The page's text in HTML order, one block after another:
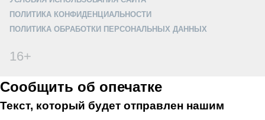
ПОЛИТИКА КОНФИДЕНЦИАЛЬНОСТИ
ПОЛИТИКА ОБРАБОТКИ ПЕРСОНАЛЬНЫХ ДАННЫХ
16+
Сообщить об опечатке
Текст, который будет отправлен нашим